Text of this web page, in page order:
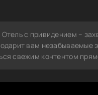
с привидением –
вам незабываемые
свежим контентом